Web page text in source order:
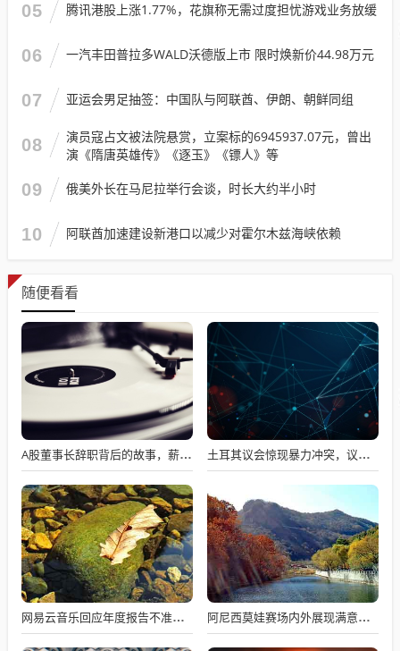
05 腾讯港股上涨1.77%，花旗称无需过度担忧游戏业务放缓
06 一汽丰田普拉多WALD沃德版上市 限时焕新价44.98万元
07 亚运会男足抽签：中国队与阿联酋、伊朗、朝鲜同组
08
演员寇占文被法院悬赏，立案标的6945937.07元，曾出
演《隋唐英雄传》《逐玉》《镖人》等
09 俄美外长在马尼拉举行会谈，时长大约半小时
10 阿联酋加速建设新港口以减少对霍尔木兹海峡依赖
随便看看
A股董事长辞职背后的故事，薪资不满意引发争议 土耳其议会惊现暴力冲突，议员互撕引发全球瞩目
网易云音乐回应年度报告不准争议，数据与情感对接的精准之道 阿尼西莫娃赛场内外展现满意与期待，自信闪耀全场